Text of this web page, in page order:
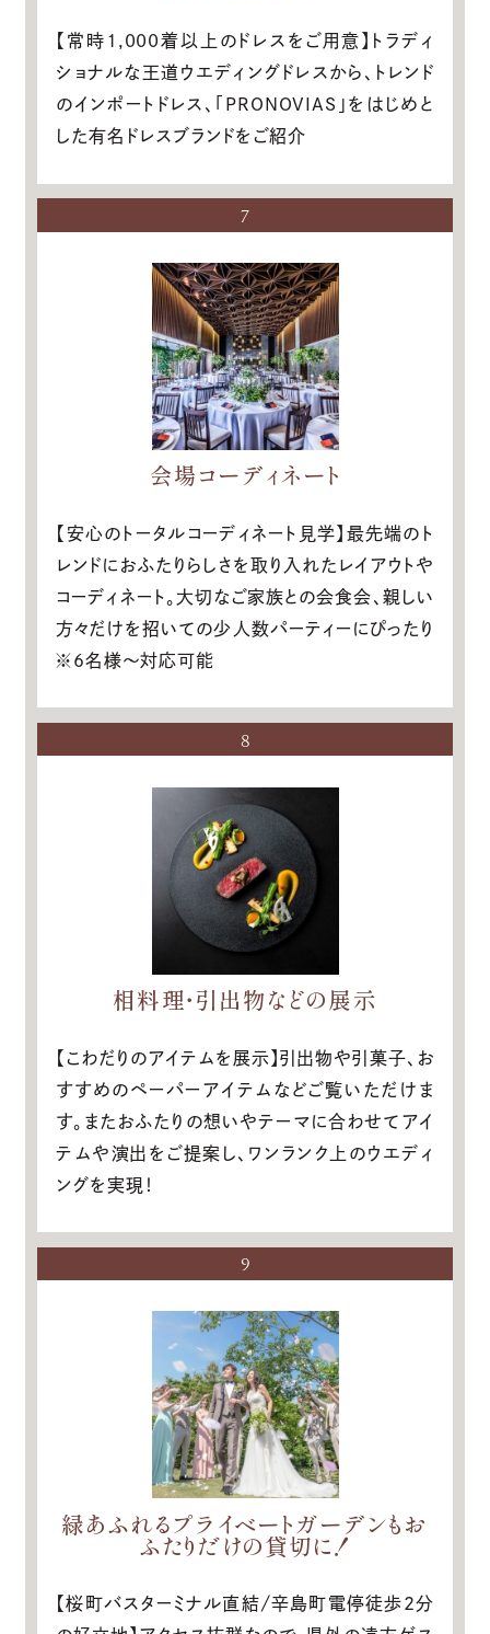
【常時1,000着以上のドレスをご用意】トラディ
ショナルな王道ウエディングドレスから、トレンド
のインポートドレス、「PRONOVIAS」をはじめと
した有名ドレスブランドをご紹介
7
会場コーディネート
【安心のトータルコーディネート見学】最先端のト
レンドにおふたりらしさを取り入れたレイアウトや
コーディネート。大切なご家族との会食会、親しい
方々だけを招いての少人数パーティーにぴったり
※6名様～対応可能
8
相料理・引出物などの展示
【こわだりのアイテムを展示】引出物や引菓子、お
すすめのペーパーアイテムなどご覧いただけま
す。またおふたりの想いやテーマに合わせてアイ
テムや演出をご提案し、ワンランク上のウエディ
ングを実現！
9
緑あふれるプライベートガーデンもお
ふたりだけの貸切に！
【桜町バスターミナル直結/辛島町電停徒歩2分